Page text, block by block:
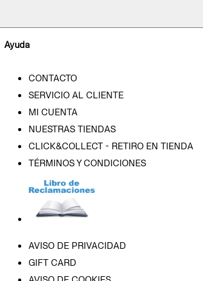
Ayuda
CONTACTO
SERVICIO AL CLIENTE
MI CUENTA
NUESTRAS TIENDAS
CLICK&COLLECT - RETIRO EN TIENDA
TÉRMINOS Y CONDICIONES
AVISO DE PRIVACIDAD
GIFT CARD